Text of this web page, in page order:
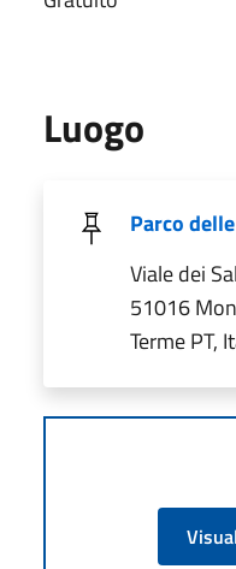
Luogo
Parco
Viale dei
51016
Terme PT,